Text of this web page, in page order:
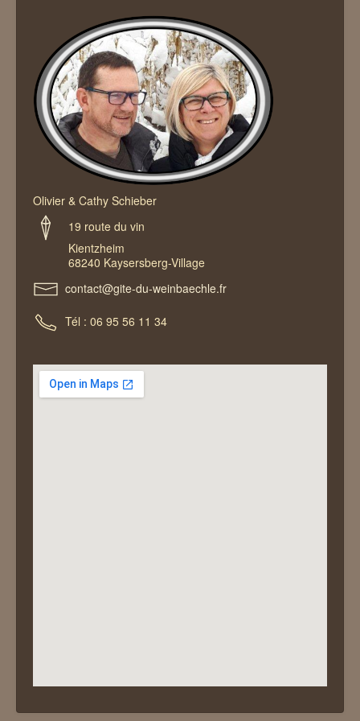
Die Umgebung
Kontakt
Olivier & Cathy Schieber
19 route du vin
Kientzheim
68240 Kaysersberg-Village
contact@gite-du-weinbaechle.fr
Tél : 06 95 56 11 34